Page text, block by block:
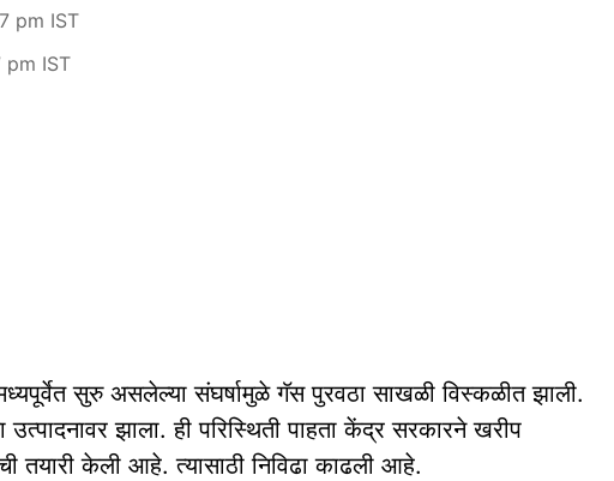
pm IST
pm IST
सुरु असलेल्या संघर्षामुळे गॅस पुरवठा साखळी विस्कळीत झाली.
उत्पादनावर झाला. ही परिस्थिती पाहता केंद्र सरकारने खरीप
तयारी केली आहे. त्यासाठी निविढा काढली आहे.